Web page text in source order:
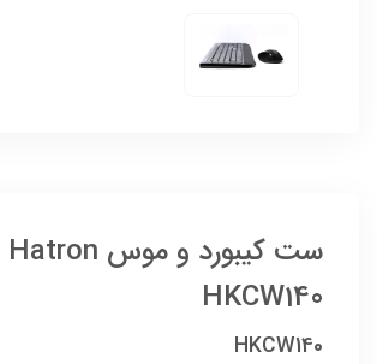
ست کیبورد و موس Hatron
HKCW140
HKCW140